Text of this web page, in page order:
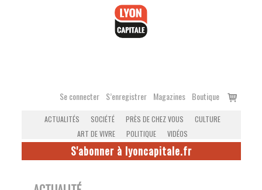
Se connecter S’enregistrer Magazines Boutique
Voir
ACTUALITÉS SOCIÉTÉ PRÈS DE CHEZ VOUS
CULTURE
ART DE VIVRE
POLITIQUE VIDÉOS
S'abonner à lyoncapitale.fr